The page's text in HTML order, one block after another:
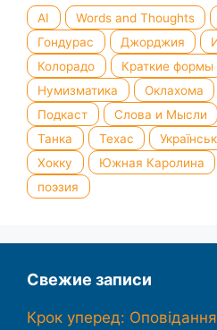
AI Words and Thoughts
Гондурас
Джорджия
Колорадо
Краткие формы
Нумизматика
Оклахома
Подкаст
Слова и Мысли
Танка
Техас
Хокку
Южная Каролина
поэзия
Свежие записи
Крок уперед: